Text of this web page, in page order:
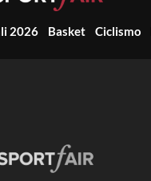
2026 Basket Ciclismo